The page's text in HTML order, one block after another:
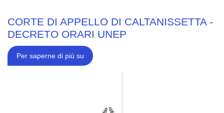
CORTE DI APPELLO DI CALTANISSETTA -
DECRETO ORARI UNEP
Per saperne di più su CORTE
DI
APPELLO